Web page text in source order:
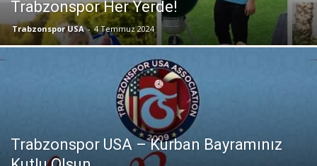
Trabzonspor Her Yerde!
Trabzonspor USA - 4 Temmuz 2024
Trabzonspor USA – Kurban Bayramınız